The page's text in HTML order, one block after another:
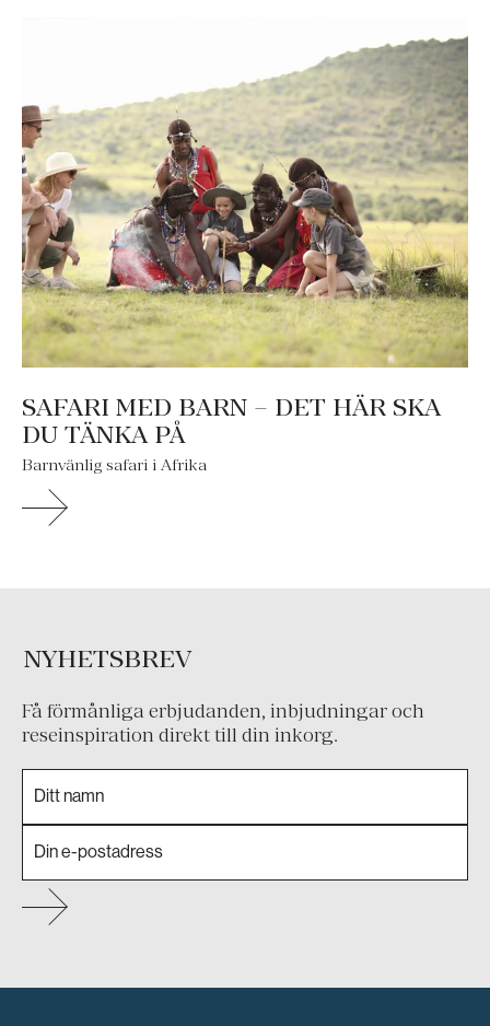
SAFARI MED BARN – DET HÄR SKA
DU TÄNKA PÅ
Barnvänlig safari i Afrika
NYHETSBREV
Få förmånliga erbjudanden, inbjudningar och
reseinspiration direkt till din inkorg.